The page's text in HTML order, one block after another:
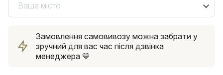
Ваше місто
Замовлення самовивозу можна забрати у
зручний для вас час після дзвінка
менеджера 💛